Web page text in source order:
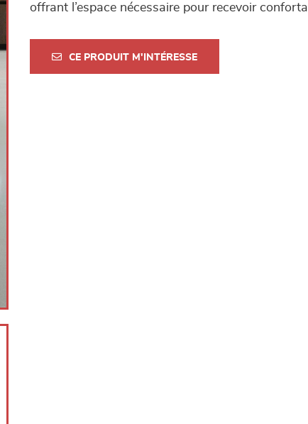
offrant l’espace nécessaire pour recevoir
CE PRODUIT M'INTÉRESSE